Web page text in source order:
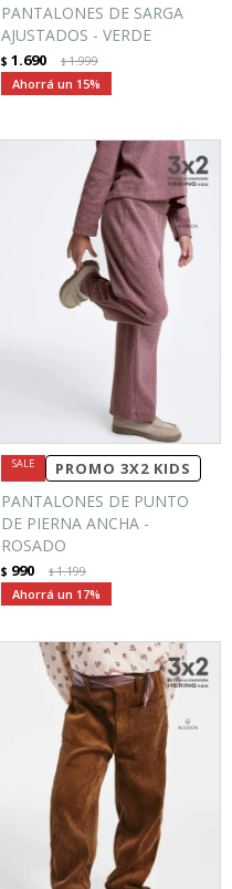
PANTALONES DE SARGA
AJUSTADOS - VERDE
$ 1.690 $1.999
15
PROMO 3X2 KIDS
PANTALONES DE PUNTO
DE PIERNA ANCHA -
ROSADO
$ 990 $1.199
17